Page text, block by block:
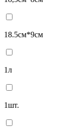
18.5см*9см
1л
1шт.